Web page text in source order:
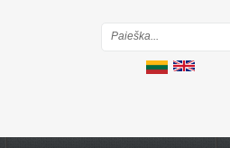
Paieškos forma